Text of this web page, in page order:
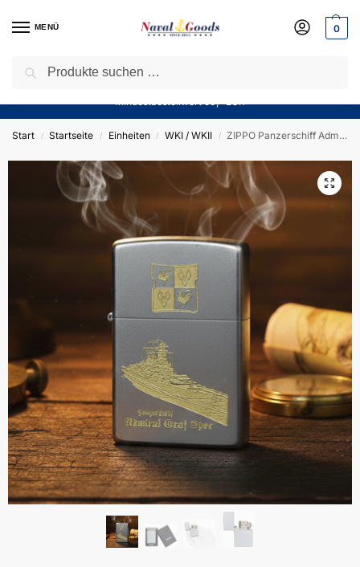
MENÜ 0
Sparen Sie jetzt bares Geld! — Mit unserem Gutschein
Mindestbestellwert 50,- EUR
Start / Startseite / Einheiten / WKI / WKII / ZIPPO Panzerschiff Admiral Graf Spee – Sturmfeuerzeug m. Diamantgravur – German Navy / WKII